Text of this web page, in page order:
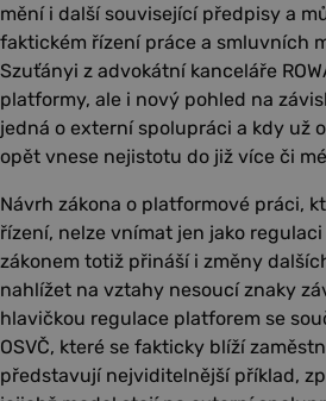
mění i další související předpisy a
faktickém řízení práce a smluvních
Szuťányi z advokátní kanceláře
platformy, ale i nový pohled na
jedná o externí spolupráci a kdy už
opět vnese nejistotu do již více či
Návrh zákona o platformové práci,
řízení, nelze vnímat jen jako
zákonem totiž přináší i změny
nahlížet na vztahy nesoucí znaky
hlavičkou regulace platforem se
OSVČ, které se fakticky blíží
představují nejviditelnější příklad,